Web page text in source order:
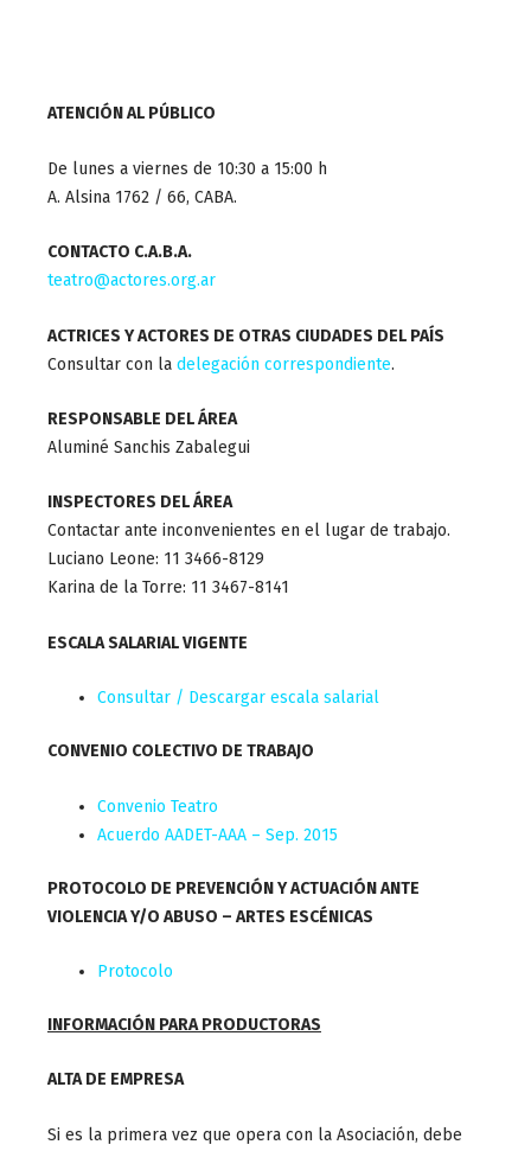
ATENCIÓN AL PÚBLICO
De lunes a viernes de 10:30 a 15:00 h
A. Alsina 1762 / 66, CABA.
CONTACTO C.A.B.A.
teatro@actores.org.ar
ACTRICES Y ACTORES DE OTRAS CIUDADES DEL PAÍS
Consultar con la delegación correspondiente.
RESPONSABLE DEL ÁREA
Aluminé Sanchis Zabalegui
INSPECTORES DEL ÁREA
Contactar ante inconvenientes en el lugar de trabajo.
Luciano Leone: 11 3466-8129
Karina de la Torre: 11 3467-8141
ESCALA SALARIAL VIGENTE
Consultar / Descargar escala salarial
CONVENIO COLECTIVO DE TRABAJO
Convenio Teatro
Acuerdo AADET-AAA – Sep. 2015
PROTOCOLO DE PREVENCIÓN Y ACTUACIÓN ANTE
VIOLENCIA Y/O ABUSO – ARTES ESCÉNICAS
Protocolo
INFORMACIÓN PARA PRODUCTORAS
ALTA DE EMPRESA
Si es la primera vez que opera con la Asociación, debe